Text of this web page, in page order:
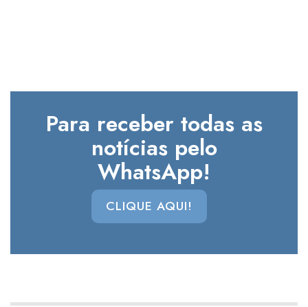
Para receber todas as
notícias pelo
WhatsApp!
CLIQUE AQUI!